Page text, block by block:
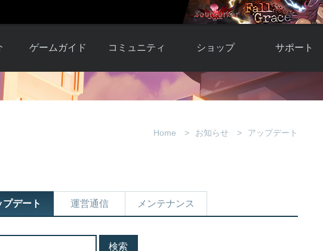
ゲームガイド
ガイド総合もく
コミュニティ
自由掲示板
画像掲示板
ショップ
Y.Pの購入
アイテムカタロ
サポート
よくある質問
不具合対応状況
Home お知らせ アップデート
プデート 運営通信 メンテナンス